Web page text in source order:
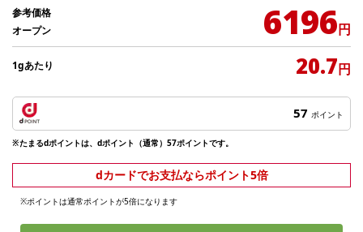
参考価格
オープン
6196円
1gあたり 20.7円
57 ポイント
※たまるdポイントは、dポイント（通常）57ポイントです。
dカードでお支払ならポイント5倍
※ポイントは通常ポイントが5倍になります